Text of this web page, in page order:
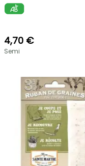
4,70 €
Semi